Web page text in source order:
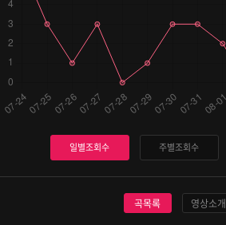
일별조회수 주별조회수
곡목록 영상소개